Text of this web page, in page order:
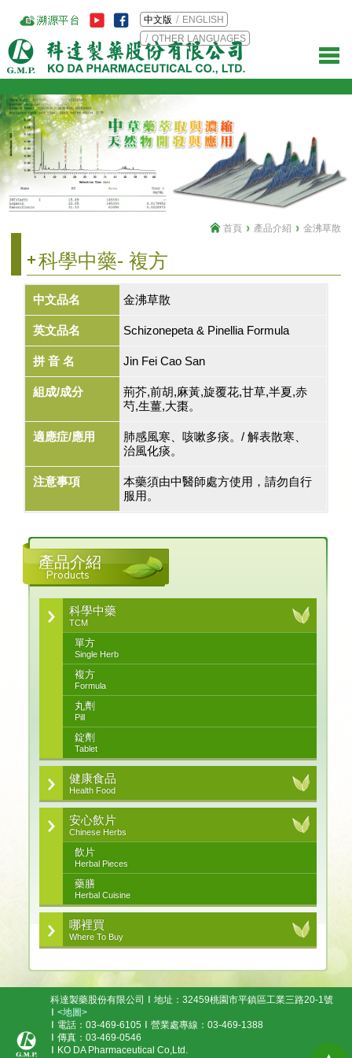
中文版
ENGLISH
OTHER LANGUAGES
科學中藥- 複方
首頁 產品介紹 金沸草散
中文品名 金沸草散
英文品名 Schizonepeta & Pinellia Formula
拼 音 名 Jin Fei Cao San
組成/成分
荊芥,前胡,麻黃,旋覆花,甘草,半夏,赤
芍,生薑,大棗。
適應症/應用
肺感風寒、咳嗽多痰。/ 解表散寒、
治風化痰。
注意事項
本藥須由中醫師處方使用，請勿自行
服用。
產品介紹
Products
科學中藥
TCM
單方
Single Herb
複方
Formula
丸劑
Pill
錠劑
Tablet
健康食品
Health Food
安心飲片
Chinese Herbs
飲片
Herbal Pieces
藥膳
Herbal Cuisine
哪裡買
Where To Buy
科達製藥股份有限公司
地址：32459桃園市平鎮區工業三路20-1號
<地圖>
電話：03-469-6105
營業處專線：03-469-1388
傳真：03-469-0546
KO DA Pharmaceutical Co,Ltd.